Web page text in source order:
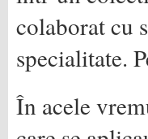
colaborat cu
specialitate.
În acele